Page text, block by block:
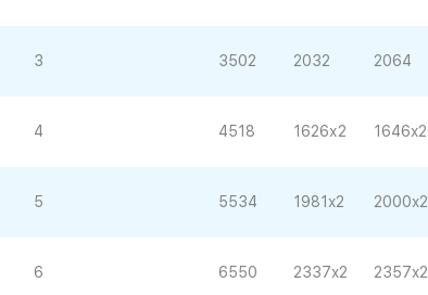
3 3502 2032 2064
4 4518 1626х2 1646x2
5 5534 1981x2 2000x2
6 6550 2337x2 2357x2